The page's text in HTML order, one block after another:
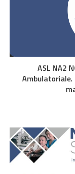
ASL NA2
Ambulatoriale.